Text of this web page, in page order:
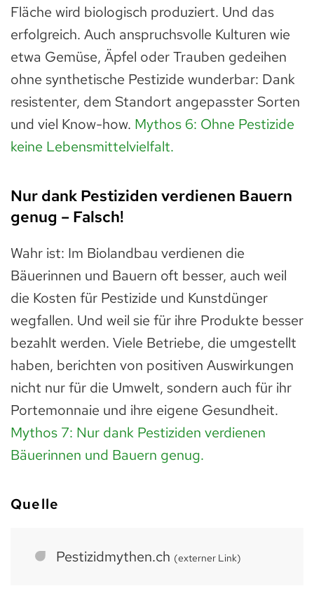
Fläche wird biologisch produziert. Und das
erfolgreich. Auch anspruchsvolle Kulturen wie
etwa Gemüse, Äpfel oder Trauben gedeihen
ohne synthetische Pestizide wunderbar: Dank
resistenter, dem Standort angepasster Sorten
und viel Know-how. Mythos 6: Ohne Pestizide
keine Lebensmittelvielfalt.
Nur dank Pestiziden verdienen Bauern
genug – Falsch!
Wahr ist: Im Biolandbau verdienen die
Bäuerinnen und Bauern oft besser, auch weil
die Kosten für Pestizide und Kunstdünger
wegfallen. Und weil sie für ihre Produkte besser
bezahlt werden. Viele Betriebe, die umgestellt
haben, berichten von positiven Auswirkungen
nicht nur für die Umwelt, sondern auch für ihr
Portemonnaie und ihre eigene Gesundheit.
Mythos 7: Nur dank Pestiziden verdienen
Bäuerinnen und Bauern genug.
Quelle
Pestizidmythen.ch (externer Link)